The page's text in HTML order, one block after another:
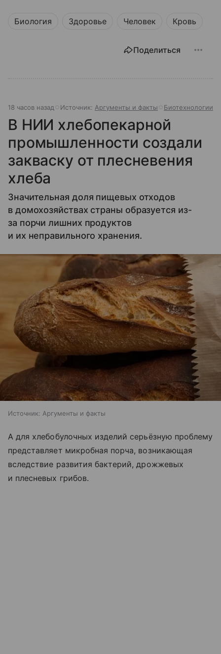
Биология Здоровье Человек Кровь
Поделиться
18 часов назад Источник: Аргументы и факты Биотехнологии
В НИИ хлебопекарной
промышленности создали
закваску от плесневения
хлеба
Значительная доля пищевых отходов
в домохозяйствах страны образуется из-
за порчи лишних продуктов
и их неправильного хранения.
Источник: Аргументы и факты
А для хлебобулочных изделий серьёзную проблему
представляет микробная порча, возникающая
вследствие развития бактерий, дрожжевых
и плесневых грибов.